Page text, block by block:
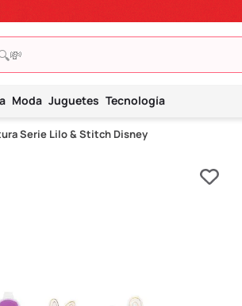
Moda Juguetes Tecnología
Serie Lilo & Stitch Disney